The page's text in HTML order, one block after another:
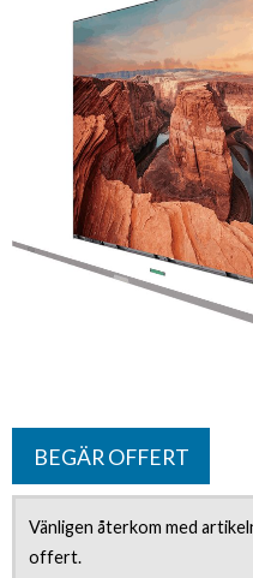
BEGÄR OFFERT
Vänligen återkom med
offert.